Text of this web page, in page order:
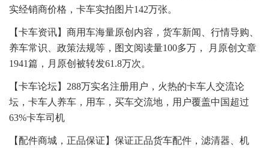
实经销商价格，卡车实拍图片142万张。
【卡车资讯】商用车海量原创内容，货车新闻、行情导购、
养车常识、政策法规等，图文阅读量100多万， 月原创文章
1941篇，月原创被转发61.8万次。
【卡车论坛】288万实名注册用户，火热的卡车人交流论
坛，卡车人养车，用车，买车交流地，用户覆盖中国超过
63%卡车司机
【配件商城，正品保证】保证正品货车配件，滤清器、机